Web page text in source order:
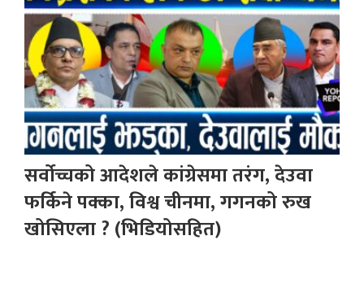
सर्वोच्चको आदेशले कांग्रेसमा तरंग, देउवा
फर्किने पक्का, विश्व चीनमा, गगनको रुख
खोसिएला ? (भिडियोसहित)